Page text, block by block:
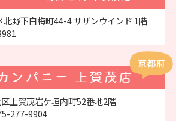
北野下白梅町44-4 サザンウインド 1階
上賀茂岩ケ垣内町52番地2階
277-9904